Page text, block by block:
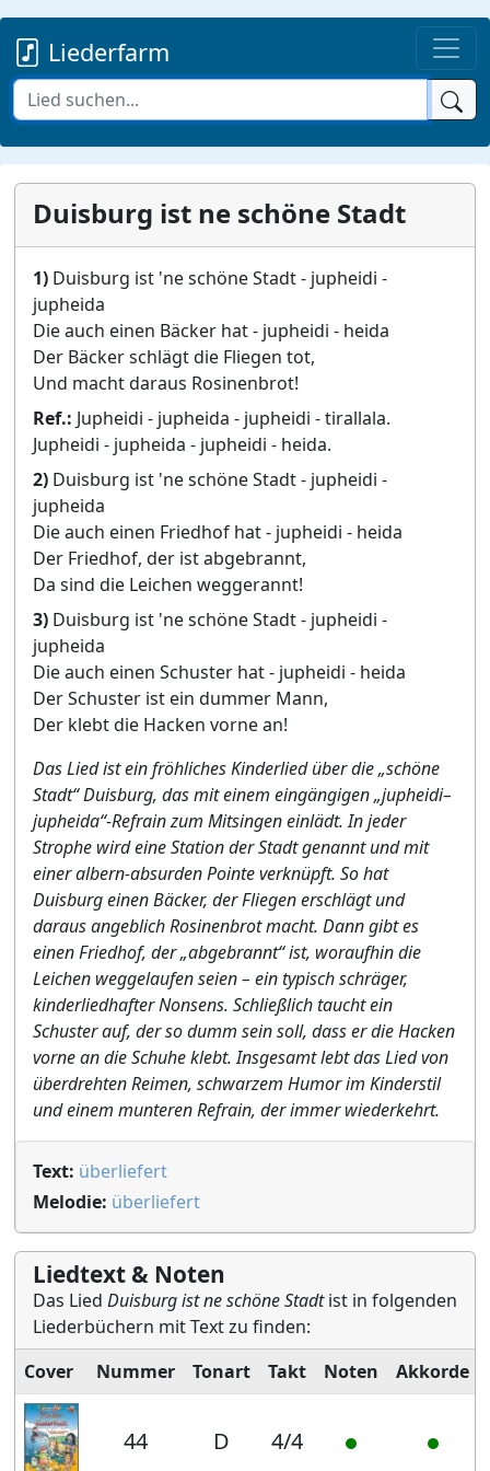
Liederfarm
Duisburg ist ne schöne Stadt
1) Duisburg ist 'ne schöne Stadt - jupheidi -
jupheida
Die auch einen Bäcker hat - jupheidi - heida
Der Bäcker schlägt die Fliegen tot,
Und macht daraus Rosinenbrot!
Ref.: Jupheidi - jupheida - jupheidi - tirallala.
Jupheidi - jupheida - jupheidi - heida.
2) Duisburg ist 'ne schöne Stadt - jupheidi -
jupheida
Die auch einen Friedhof hat - jupheidi - heida
Der Friedhof, der ist abgebrannt,
Da sind die Leichen weggerannt!
3) Duisburg ist 'ne schöne Stadt - jupheidi -
jupheida
Die auch einen Schuster hat - jupheidi - heida
Der Schuster ist ein dummer Mann,
Der klebt die Hacken vorne an!
Das Lied ist ein fröhliches Kinderlied über die „schöne
Stadt“ Duisburg, das mit einem eingängigen „jupheidi–
jupheida“-Refrain zum Mitsingen einlädt. In jeder
Strophe wird eine Station der Stadt genannt und mit
einer albern-absurden Pointe verknüpft. So hat
Duisburg einen Bäcker, der Fliegen erschlägt und
daraus angeblich Rosinenbrot macht. Dann gibt es
einen Friedhof, der „abgebrannt“ ist, woraufhin die
Leichen weggelaufen seien – ein typisch schräger,
kinderliedhafter Nonsens. Schließlich taucht ein
Schuster auf, der so dumm sein soll, dass er die Hacken
vorne an die Schuhe klebt. Insgesamt lebt das Lied von
überdrehten Reimen, schwarzem Humor im Kinderstil
und einem munteren Refrain, der immer wiederkehrt.
Text: überliefert
Melodie: überliefert
Liedtext & Noten
Das Lied Duisburg ist ne schöne Stadtist in folgenden
Liederbüchern mit Text zu finden:
Cover
Nummer Tonart Takt Noten Akkorde
44 D 4/4